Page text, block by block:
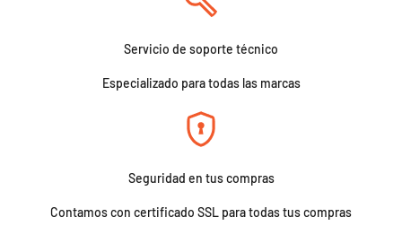
Servicio de soporte técnico
Especializado para todas las marcas
Seguridad en tus compras
Contamos con certificado SSL para todas tus compras